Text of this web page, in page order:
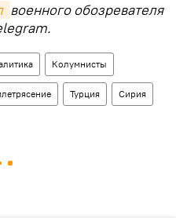
военного обозревателя
Колумнисты
Турция Сирия